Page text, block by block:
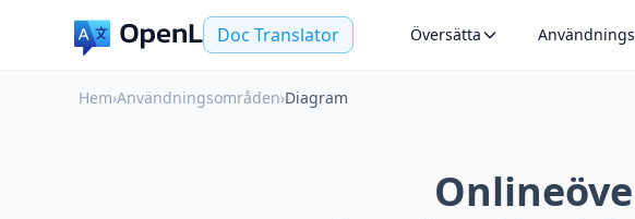
Doc Translator Översätta
Hem›Användningsområden›Diagram